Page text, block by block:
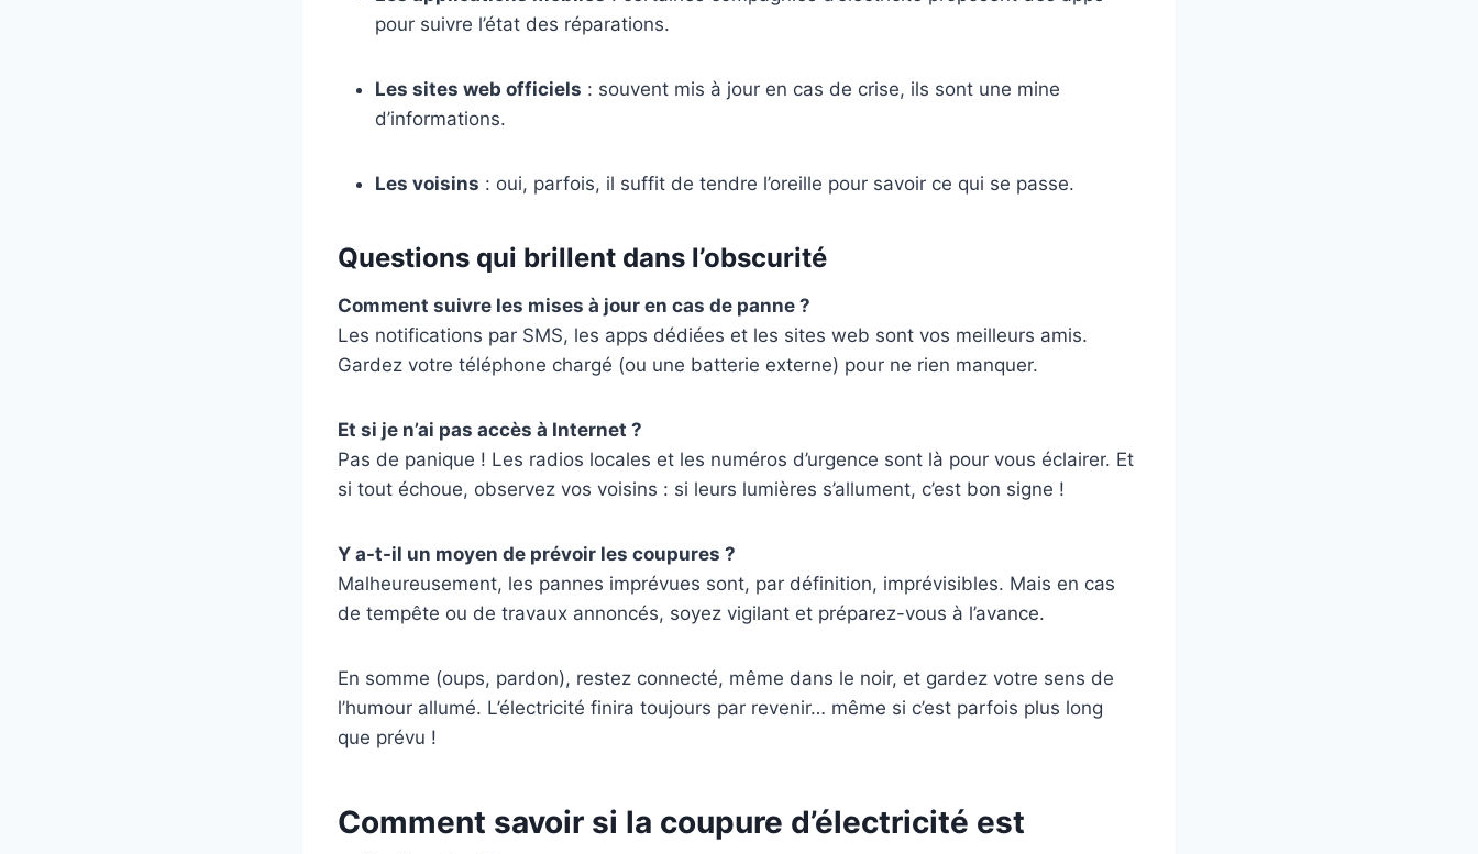
pour suivre l’état des réparations.
Les sites web officiels : souvent mis à jour en cas de crise, ils sont une mine
d’informations.
Les voisins : oui, parfois, il suffit de tendre l’oreille pour savoir ce qui se passe.
Questions qui brillent dans l’obscurité
Comment suivre les mises à jour en cas de panne ?
Les notifications par SMS, les apps dédiées et les sites web sont vos meilleurs amis.
Gardez votre téléphone chargé (ou une batterie externe) pour ne rien manquer.
Et si je n’ai pas accès à Internet ?
Pas de panique ! Les radios locales et les numéros d’urgence sont là pour vous éclairer. Et
si tout échoue, observez vos voisins : si leurs lumières s’allument, c’est bon signe !
Y a-t-il un moyen de prévoir les coupures ?
Malheureusement, les pannes imprévues sont, par définition, imprévisibles. Mais en cas
de tempête ou de travaux annoncés, soyez vigilant et préparez-vous à l’avance.
En somme (oups, pardon), restez connecté, même dans le noir, et gardez votre sens de
l’humour allumé. L’électricité finira toujours par revenir… même si c’est parfois plus long
que prévu !
Comment savoir si la coupure d’électricité est